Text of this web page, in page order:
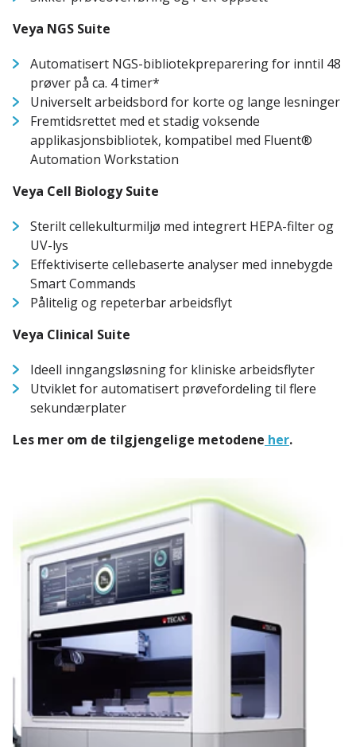
Veya NGS Suite
Automatisert NGS-bibliotekpreparering for inntil 48
prøver på ca. 4 timer*
Universelt arbeidsbord for korte og lange lesninger
Fremtidsrettet med et stadig voksende
applikasjonsbibliotek, kompatibel med Fluent®
Automation Workstation
Veya Cell Biology Suite
Sterilt cellekulturmiljø med integrert HEPA-filter og
UV-lys
Effektiviserte cellebaserte analyser med innebygde
Smart Commands
Pålitelig og repeterbar arbeidsflyt
Veya Clinical Suite
Ideell inngangsløsning for kliniske arbeidsflyter
Utviklet for automatisert prøvefordeling til flere
sekundærplater
Les mer om de tilgjengelige metodene her.